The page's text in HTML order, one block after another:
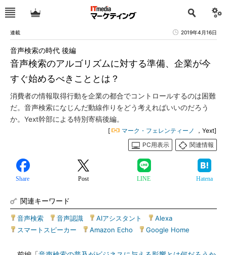
連載 2019年4月16日
音声検索のアルゴリズムに対する準備、企業が今
すぐ始めるべきこととは？
音声検索の時代 後編
消費者の情報取得行動を企業の都合でコントロールするのは困難
だ。音声検索になじんだ動線作りをどう考えればいいのだろう
か。Yext幹部による特別寄稿後編。
[ マーク・フェレンティーノ
，Yext]
PC用表示
関連情報
Share Post LINE Hatena
関連キーワード
音声検索 音声認識 AIアシスタント Alexa
スマートスピーカー
Amazon Echo Google Home